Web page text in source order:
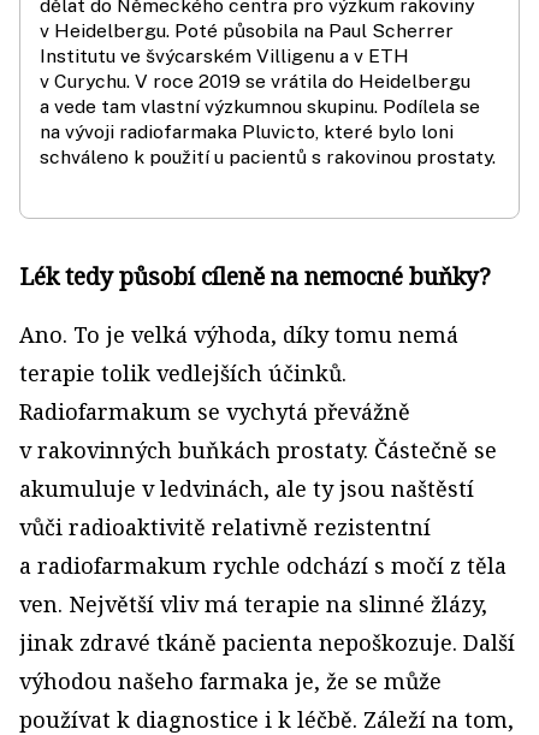
dělat do Německého centra pro výzkum rakoviny
v Heidelbergu. Poté působila na Paul Scherrer
Institutu ve švýcarském Villigenu a v ETH
v Curychu. V roce 2019 se vrátila do Heidelbergu
a vede tam vlastní výzkumnou skupinu. Podílela se
na vývoji radiofarmaka Pluvicto, které bylo loni
schváleno k použití u pacientů s rakovinou prostaty.
Lék tedy působí cíleně na nemocné buňky?
Ano. To je velká výhoda, díky tomu nemá
terapie tolik vedlejších účinků.
Radiofarmakum se vychytá převážně
v rakovinných buňkách prostaty. Částečně se
akumuluje v ledvinách, ale ty jsou naštěstí
vůči radioaktivitě relativně rezistentní
a radiofarmakum rychle odchází s močí z těla
ven. Největší vliv má terapie na slinné žlázy,
jinak zdravé tkáně pacienta nepoškozuje. Další
výhodou našeho farmaka je, že se může
používat k diagnostice i k léčbě. Záleží na tom,